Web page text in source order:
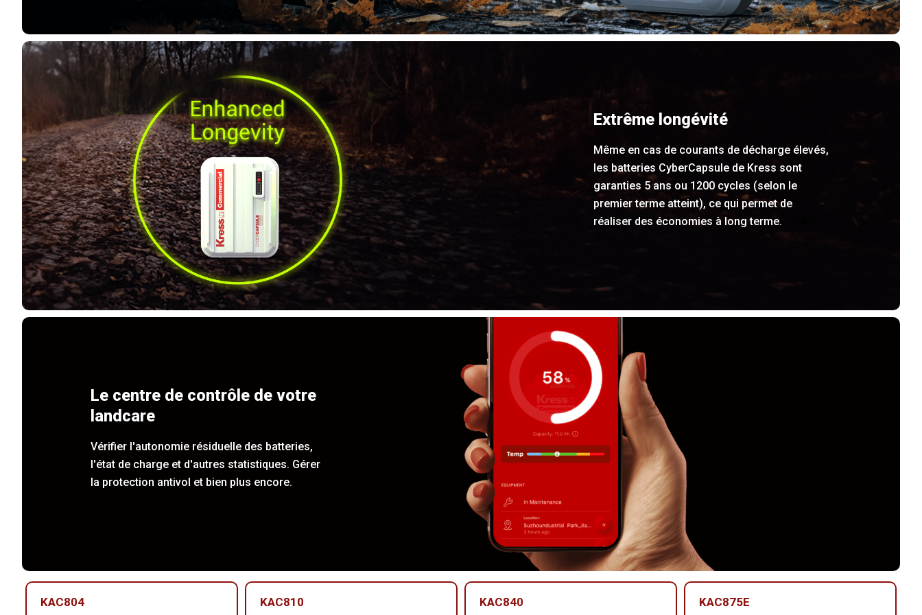
Extrême longévité
Même en cas de courants de décharge élevés,
les batteries CyberCapsule de Kress sont
garanties 5 ans ou 1200 cycles (selon le
premier terme atteint), ce qui permet de
réaliser des économies à long terme.
Le centre de contrôle de votre
landcare
Vérifier l'autonomie résiduelle des batteries,
l'état de charge et d'autres statistiques. Gérer
la protection antivol et bien plus encore.
KAC804 KAC810 KAC840 KAC875E